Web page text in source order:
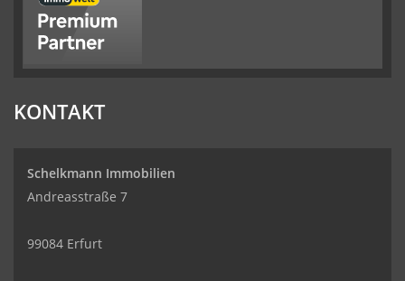
KONTAKT
Schelkmann Immobilien
Andreasstraße 7
99084 Erfurt